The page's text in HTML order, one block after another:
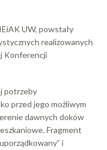
UW, powstały
realizowanych
Konferencji
potrzeby
przed jego możliwym
dawnych doków
Fragment
i